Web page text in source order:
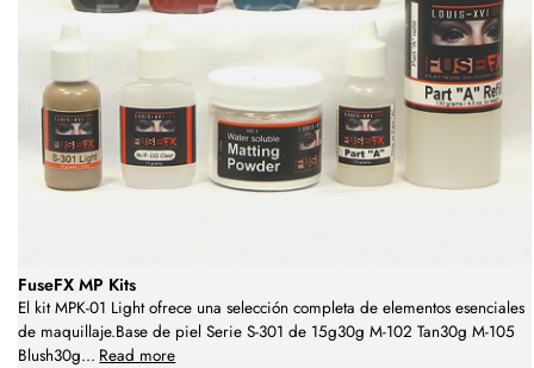
FuseFX MP Kits
El kit MPK-01 Light ofrece una selección completa de elementos esenciales
de maquillaje.Base de piel Serie S-301 de 15g30g M-102 Tan30g M-105
Blush30g... Read more